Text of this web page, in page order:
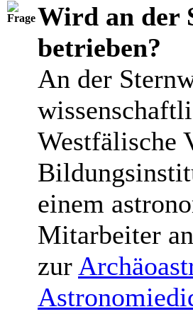
Wird an der
betrieben?
An der
Westfälische
einem
Mitarbeiter
zur